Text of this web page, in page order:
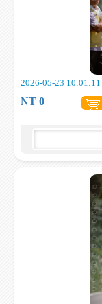
2026-05-23 10:01:11
NT 0